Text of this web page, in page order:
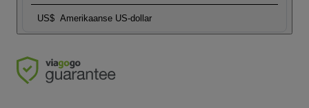
US$ Amerikaanse US-dollar